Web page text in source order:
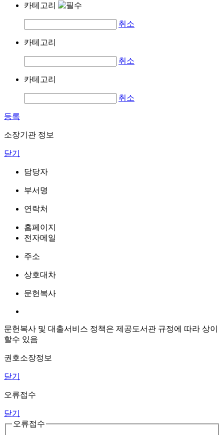
카테고리
취소
카테고리
취소
카테고리
취소
등록
소장기관 정보
닫기
담당자
부서명
연락처
홈페이지
전자메일
주소
상호대차
문헌복사
문헌복사 및 대출서비스 정책은 제공도서관 규정에 따라 상이
할수 있음
권호소장정보
닫기
오류접수
닫기
오류접수